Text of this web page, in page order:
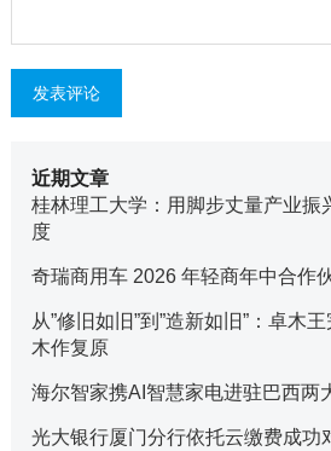
近期文章
桂林理工大学：用脚步丈量产业振
度
奇瑞商用车 2026 年轻商年中合作
从”修旧如旧”到”造新如旧”：卓木
木作复原
海尔智家携AI智慧家电进驻巴西两
光大银行厦门分行依托云缴费成功